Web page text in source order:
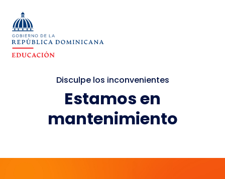
Disculpe los inconvenientes
Estamos en
mantenimiento